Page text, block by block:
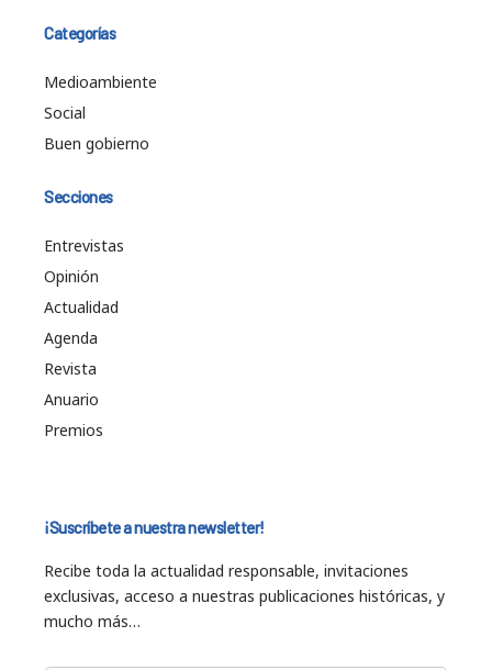
Categorías
Medioambiente
Social
Buen gobierno
Secciones
Entrevistas
Opinión
Actualidad
Agenda
Revista
Anuario
Premios
¡Suscríbete a nuestra newsletter!
Recibe toda la actualidad responsable, invitaciones
exclusivas, acceso a nuestras publicaciones históricas, y
mucho más…